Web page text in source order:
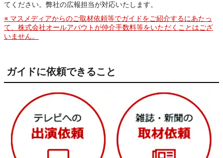
てください。弊社の広報担当が対応いたします。
※ マスメディアからのご取材依頼等でガイドをご紹介するにあたっ
て、株式会社オールアバウトが仲介手数料等をいただくことはござ
いません。
ガイドに依頼できること